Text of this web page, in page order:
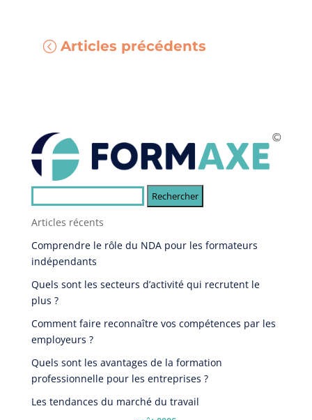
Articles précédents
Rechercher :
Articles récents
Comprendre le rôle du NDA pour les formateurs
indépendants
Quels sont les secteurs d’activité qui recrutent le
plus ?
Comment faire reconnaître vos compétences par les
employeurs ?
Quels sont les avantages de la formation
professionnelle pour les entreprises ?
Les tendances du marché du travail